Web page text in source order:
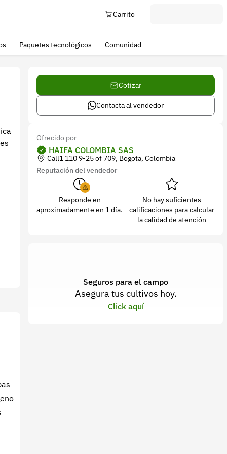
Carrito
Paquetes tecnológicos Comunidad
Cotizar
Contacta al vendedor
Ofrecido por
HAIFA COLOMBIA SAS
Call1 110 9-25 of 709, Bogota, Colombia
Reputación del vendedor
Responde en
aproximadamente en 1 día.
No hay suficientes
calificaciones para calcular
la calidad de atención
Seguros para el campo
Asegura tus cultivos hoy.
Click aquí